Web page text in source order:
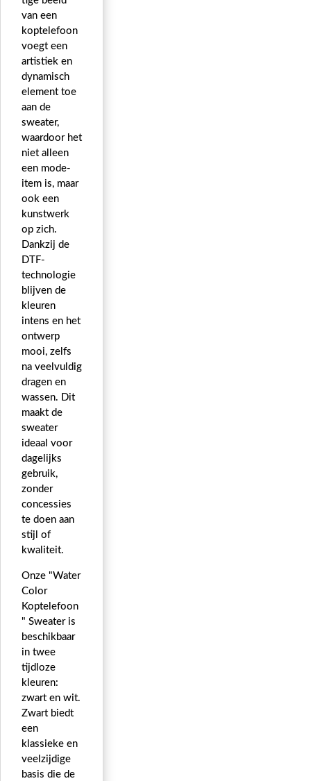
van een
koptelefoon
voegt een
artistiek en
dynamisch
element toe
aan de
sweater,
waardoor het
niet alleen
een mode-
item is, maar
ook een
kunstwerk
op zich.
Dankzij de
DTF-
technologie
blijven de
kleuren
intens en het
ontwerp
mooi, zelfs
na veelvuldig
dragen en
wassen. Dit
maakt de
sweater
ideaal voor
dagelijks
gebruik,
zonder
concessies
te doen aan
stijl of
kwaliteit.
Onze "Water
Color
Koptelefoon
" Sweater is
beschikbaar
in twee
tijdloze
kleuren:
zwart en wit.
Zwart biedt
een
klassieke en
veelzijdige
basis die de